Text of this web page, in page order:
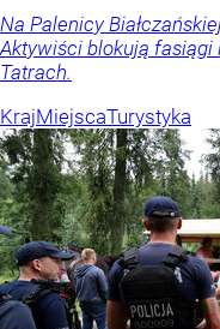
Na Palenicy
Aktywiści blokują
Tatrach.
KrajMiejscaTurystyka